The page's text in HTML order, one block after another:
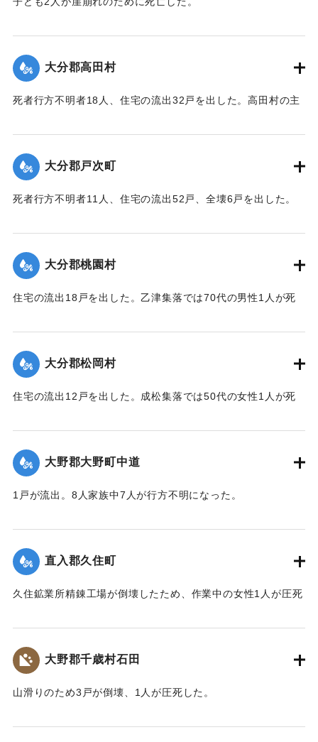
｜固有コード:00481045
大分郡高田村
死者行方不明者18人、住宅の流出32戸を出した。高田村の主
1.5メートル）砂利に埋まり、半数の約100町歩は3〜4寸
（9〜12センチ）の泥で覆われ収穫を迎えたごぼうはほとんど
全滅した。
【出典：大分合同新聞 1943年9月23日朝刊3面】
大分郡戸次町
死者行方不明者11人、住宅の流出52戸、全壊6戸を出した。
｜固有コード:
大分郡桃園村
住宅の流出18戸を出した。乙津集落では70代の男性1人が死
刊3面】
｜固有コード: 00481048
大分郡松岡村
住宅の流出12戸を出した。成松集落では50代の女性1人が死
刊3面】
｜固有コード: 00481049
大野郡大野町中道
1戸が流出。8人家族中7人が行方不明になった。
｜固有コード:00481043
直入郡久住町
久住鉱業所精錬工場が倒壊したため、作業中の女性1人が圧死
｜固有コード:
大野郡千歳村石田
山滑りのため3戸が倒壊、1人が圧死した。